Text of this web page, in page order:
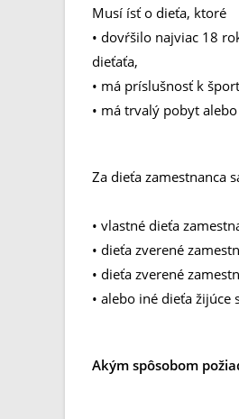
Musí ísť o dieťa, ktoré
• dovŕšilo najviac 18
dieťaťa,
• má príslušnosť k
• má trvalý pobyt
Za dieťa zamestnanca
• vlastné dieťa
• dieťa zverené
• dieťa zverené
• alebo iné dieťa
Akým spôsobom